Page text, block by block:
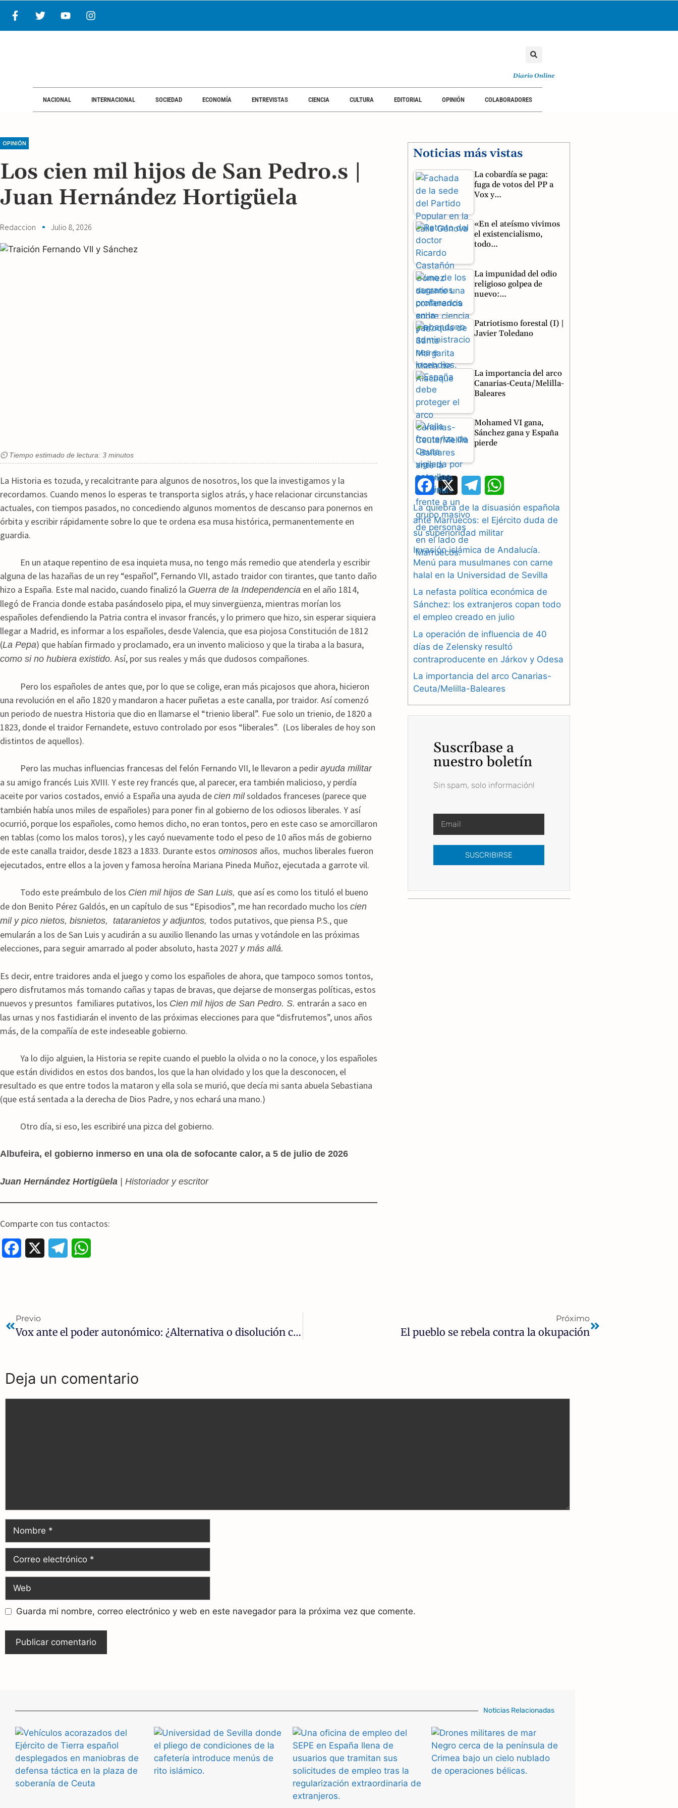
Diario Online
NACIONAL INTERNACIONAL SOCIEDAD ECONOMÍA ENTREVISTAS CIENCIA CULTURA EDITORIAL OPINIÓN COLABORADORES
OPINIÓN
Los cien mil hijos de San Pedro.s |
Juan Hernández Hortigüela
Redaccion Julio 8, 2026
⏲ Tiempo estimado de lectura: 3 minutos
La Historia es tozuda, y recalcitrante para algunos de nosotros, los que la investigamos y la
recordamos. Cuando menos lo esperas te transporta siglos atrás, y hace relacionar circunstancias
actuales, con tiempos pasados, no concediendo algunos momentos de descanso para ponernos en
órbita y escribir rápidamente sobre lo que te ordena esa musa histórica, permanentemente en
guardia.
En un ataque repentino de esa inquieta musa, no tengo más remedio que atenderla y escribir
alguna de las hazañas de un rey “español”, Fernando VII, astado traidor con tirantes, que tanto daño
hizo a España. Este mal nacido, cuando finalizó la Guerra de la Independencia en el año 1814,
llegó de Francia donde estaba pasándoselo pipa, el muy sinvergüenza, mientras morían los
españoles defendiendo la Patria contra el invasor francés, y lo primero que hizo, sin esperar siquiera
llegar a Madrid, es informar a los españoles, desde Valencia, que esa piojosa Constitución de 1812
(La Pepa) que habían firmado y proclamado, era un invento malicioso y que la tiraba a la basura,
como si no hubiera existido. Así, por sus reales y más que dudosos compañones.
Pero los españoles de antes que, por lo que se colige, eran más picajosos que ahora, hicieron
una revolución en el año 1820 y mandaron a hacer puñetas a este canalla, por traidor. Así comenzó
un periodo de nuestra Historia que dio en llamarse el “trienio liberal”. Fue solo un trienio, de 1820 a
1823, donde el traidor Fernandete, estuvo controlado por esos “liberales”. (Los liberales de hoy son
distintos de aquellos).
Pero las muchas influencias francesas del felón Fernando VII, le llevaron a pedir ayuda militar
a su amigo francés Luis XVIII. Y este rey francés que, al parecer, era también malicioso, y perdía
aceite por varios costados, envió a España una ayuda de cien milsoldados franceses (parece que
también había unos miles de españoles) para poner fin al gobierno de los odiosos liberales. Y así
ocurrió, porque los españoles, como hemos dicho, no eran tontos, pero en este caso se amorcillaron
en tablas (como los malos toros), y les cayó nuevamente todo el peso de 10 años más de gobierno
de este canalla traidor, desde 1823 a 1833. Durante estos ominosos años, muchos liberales fueron
ejecutados, entre ellos a la joven y famosa heroína Mariana Pineda Muñoz, ejecutada a garrote vil.
Todo este preámbulo de los Cien mil hijos de San Luis, que así es como los tituló el bueno
de don Benito Pérez Galdós, en un capítulo de sus “Episodios”, me han recordado mucho los cien
mil y pico nietos, bisnietos, tataranietos y adjuntos, todos putativos, que piensa P.S., que
emularán a los de San Luis y acudirán a su auxilio llenando las urnas y votándole en las próximas
elecciones, para seguir amarrado al poder absoluto, hasta 2027 y más allá.
Es decir, entre traidores anda el juego y como los españoles de ahora, que tampoco somos tontos,
pero disfrutamos más tomando cañas y tapas de bravas, que dejarse de monsergas políticas, estos
nuevos y presuntos familiares putativos, los Cien mil hijos de San Pedro. S. entrarán a saco en
las urnas y nos fastidiarán el invento de las próximas elecciones para que “disfrutemos”, unos años
más, de la compañía de este indeseable gobierno.
Ya lo dijo alguien, la Historia se repite cuando el pueblo la olvida o no la conoce, y los españoles
que están divididos en estos dos bandos, los que la han olvidado y los que la desconocen, el
resultado es que entre todos la mataron y ella sola se murió, que decía mi santa abuela Sebastiana
(que está sentada a la derecha de Dios Padre, y nos echará una mano.)
Otro día, si eso, les escribiré una pizca del gobierno.
Albufeira, el gobierno inmerso en una ola de sofocante calor, a 5 de julio de 2026
Juan Hernández Hortigüela | Historiador y escritor
Comparte con tus contactos:
b
k
m
p
Noticias más vistas
La cobardía se paga:
fuga de votos del PP a
Vox y…
«En el ateísmo vivimos
el existencialismo,
todo…
La impunidad del odio
religioso golpea de
nuevo:…
Patriotismo forestal (I) |
Javier Toledano
La importancia del arco
Canarias-Ceuta/Melilla-
Baleares
Mohamed VI gana,
Sánchez gana y España
pierde
F
a
c
e
b
o
o
k
e
l
g
r
a
m
h
a
s
A
p
p
La quiebra de la disuasión española
ante Marruecos: el Ejército duda de
su superioridad militar
Invasión islámica de Andalucía.
Menú para musulmanes con carne
halal en la Universidad de Sevilla
La nefasta política económica de
Sánchez: los extranjeros copan todo
el empleo creado en julio
La operación de influencia de 40
días de Zelensky resultó
contraproducente en Járkov y Odesa
La importancia del arco Canarias-
Ceuta/Melilla-Baleares
Suscríbase a
nuestro boletín
Sin spam, solo información!
SUSCRIBIRSE
Previo
Vox ante el poder autonómico: ¿Alternativa o disolución con el PP?
Próximo
El pueblo se rebela contra la okupación
Deja un comentario
Guarda mi nombre, correo electrónico y web en este navegador para la próxima vez que comente.
Noticias Relacionadas